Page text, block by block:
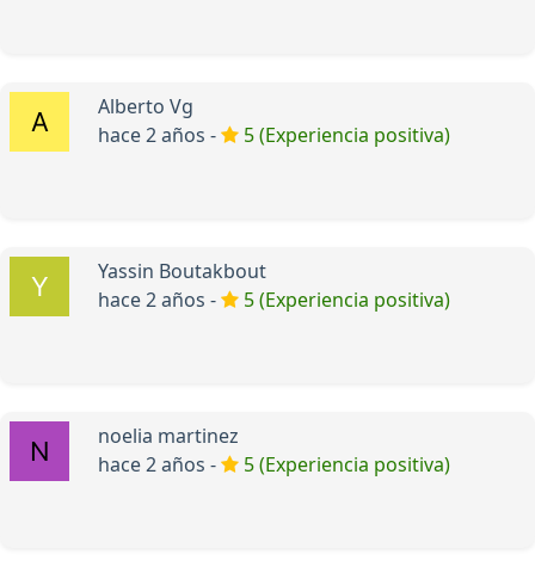
Alberto Vg
hace 2 años -
5 (Experiencia positiva)
Yassin Boutakbout
hace 2 años -
5 (Experiencia positiva)
noelia martinez
hace 2 años -
5 (Experiencia positiva)